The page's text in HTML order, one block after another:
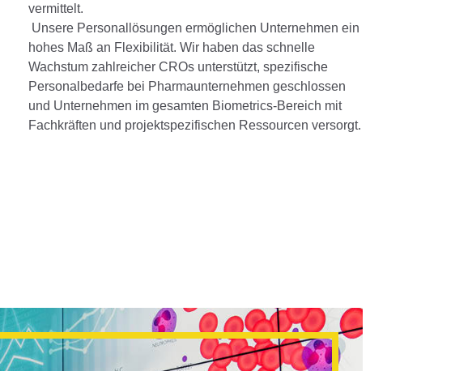
vermittelt.
Unsere Personallösungen ermöglichen Unternehmen ein
hohes Maß an Flexibilität. Wir haben das schnelle
Wachstum zahlreicher CROs unterstützt, spezifische
Personalbedarfe bei Pharmaunternehmen geschlossen
und Unternehmen im gesamten Biometrics-Bereich mit
Fachkräften und projektspezifischen Ressourcen versorgt.